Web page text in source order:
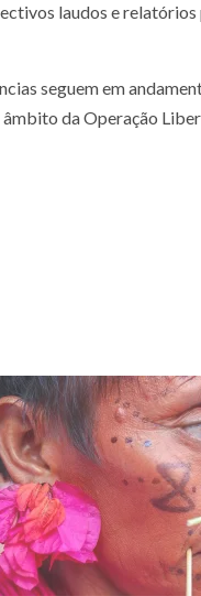
laudos e
seguem em
da Operação